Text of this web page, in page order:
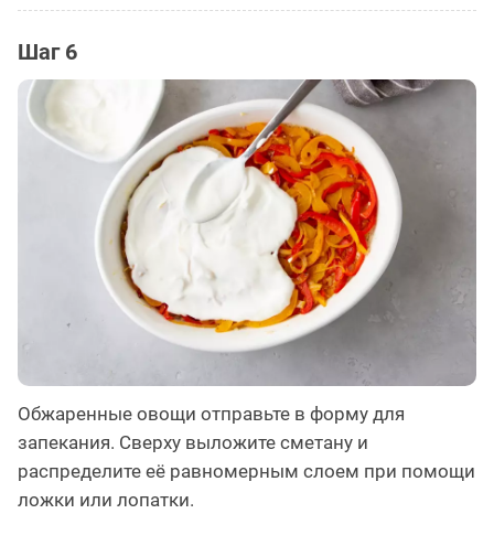
Шаг 6
Обжаренные овощи отправьте в форму для
запекания. Сверху выложите сметану и
распределите её равномерным слоем при помощи
ложки или лопатки.